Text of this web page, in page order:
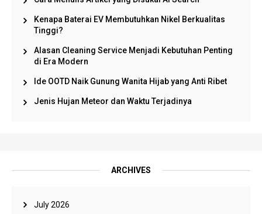
Kenapa Baterai EV Membutuhkan Nikel Berkualitas
Tinggi?
Alasan Cleaning Service Menjadi Kebutuhan Penting
di Era Modern
Ide OOTD Naik Gunung Wanita Hijab yang Anti Ribet
Jenis Hujan Meteor dan Waktu Terjadinya
ARCHIVES
July 2026